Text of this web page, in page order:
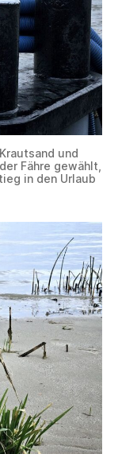
und
Fähre gewählt,
in den Urlaub